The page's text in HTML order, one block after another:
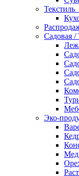
Текстиль
Садовая /
Эко-
Мед